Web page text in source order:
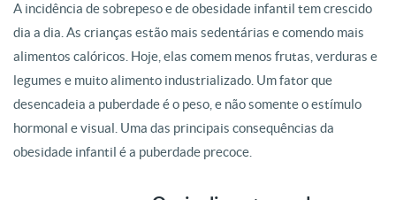
A incidência de sobrepeso e de obesidade infantil tem crescido
dia a dia. As crianças estão mais sedentárias e comendo mais
alimentos calóricos. Hoje, elas comem menos frutas, verduras e
legumes e muito alimento industrializado. Um fator que
desencadeia a puberdade é o peso, e não somente o estímulo
hormonal e visual. Uma das principais consequências da
obesidade infantil é a puberdade precoce.